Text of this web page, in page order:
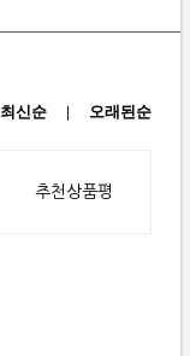
최신순 | 오래된순
추천상품평